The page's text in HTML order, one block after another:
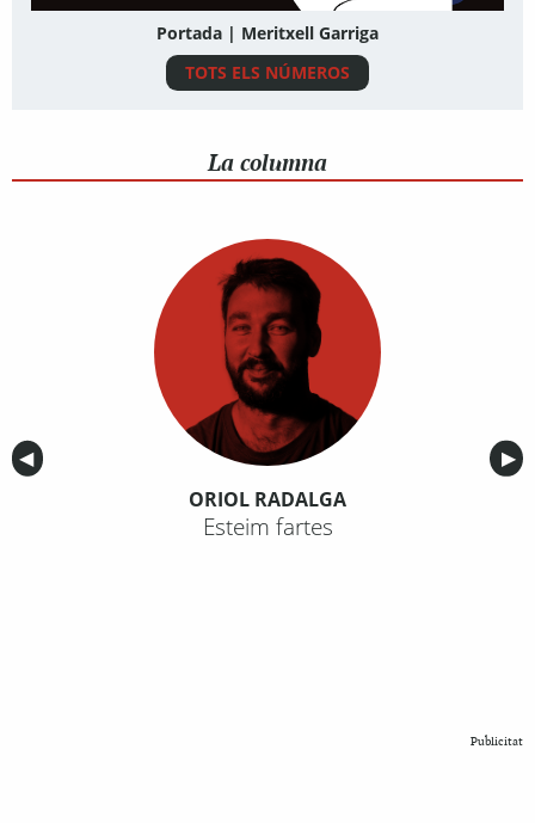
Portada | Meritxell Garriga
TOTS ELS NÚMEROS
La columna
Anterior
◀︎ ▶︎
ORIOL RADALGA
Esteim fartes
Publicitat